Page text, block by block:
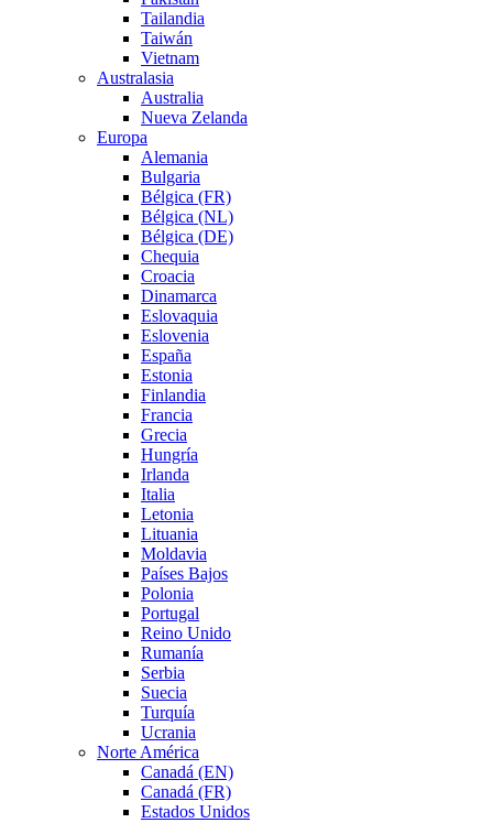
Tailandia
Taiwán
Vietnam
Australasia
Australia
Nueva Zelanda
Europa
Alemania
Bulgaria
Bélgica (FR)
Bélgica (NL)
Bélgica (DE)
Chequia
Croacia
Dinamarca
Eslovaquia
Eslovenia
España
Estonia
Finlandia
Francia
Grecia
Hungría
Irlanda
Italia
Letonia
Lituania
Moldavia
Países Bajos
Polonia
Portugal
Reino Unido
Rumanía
Serbia
Suecia
Turquía
Ucrania
Norte América
Canadá (EN)
Canadá (FR)
Estados Unidos